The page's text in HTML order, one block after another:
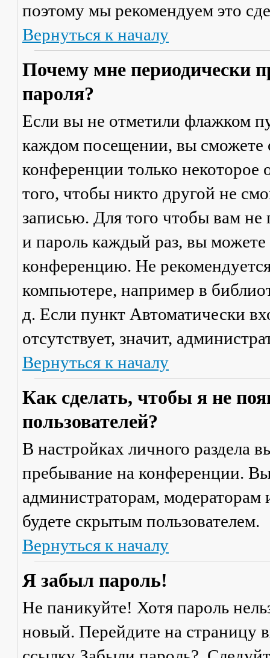
поэтому мы рекомендуем это
Вернуться к началу
Почему мне периодически
пароля?
Если вы не отметили флажком
каждом посещении, вы сможете
конференции только некоторое
того, чтобы никто другой не
записью. Для того чтобы вам не
и пароль каждый раз, вы
конференцию. Не
компьютере, например в
д. Если пункт Автоматически
отсутствует, значит,
Вернуться к началу
Как сделать, чтобы я не
пользователей?
В настройках личного раздела
пребывание на конференции.
администраторам,
будете скрытым пользователем.
Вернуться к началу
Я забыл пароль!
Не паникуйте! Хотя пароль
новый. Перейдите на страницу